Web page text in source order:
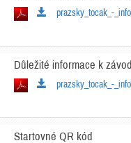
prazsky_tocak_-
Důležité informace k
prazsky_tocak_-
Startovné QR kód